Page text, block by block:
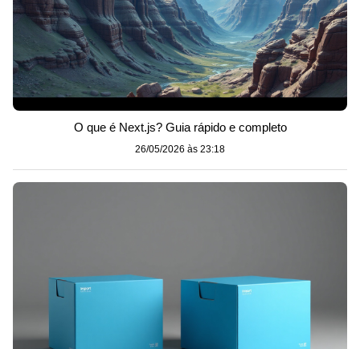
O que é Next.js? Guia rápido e completo
26/05/2026 às 23:18